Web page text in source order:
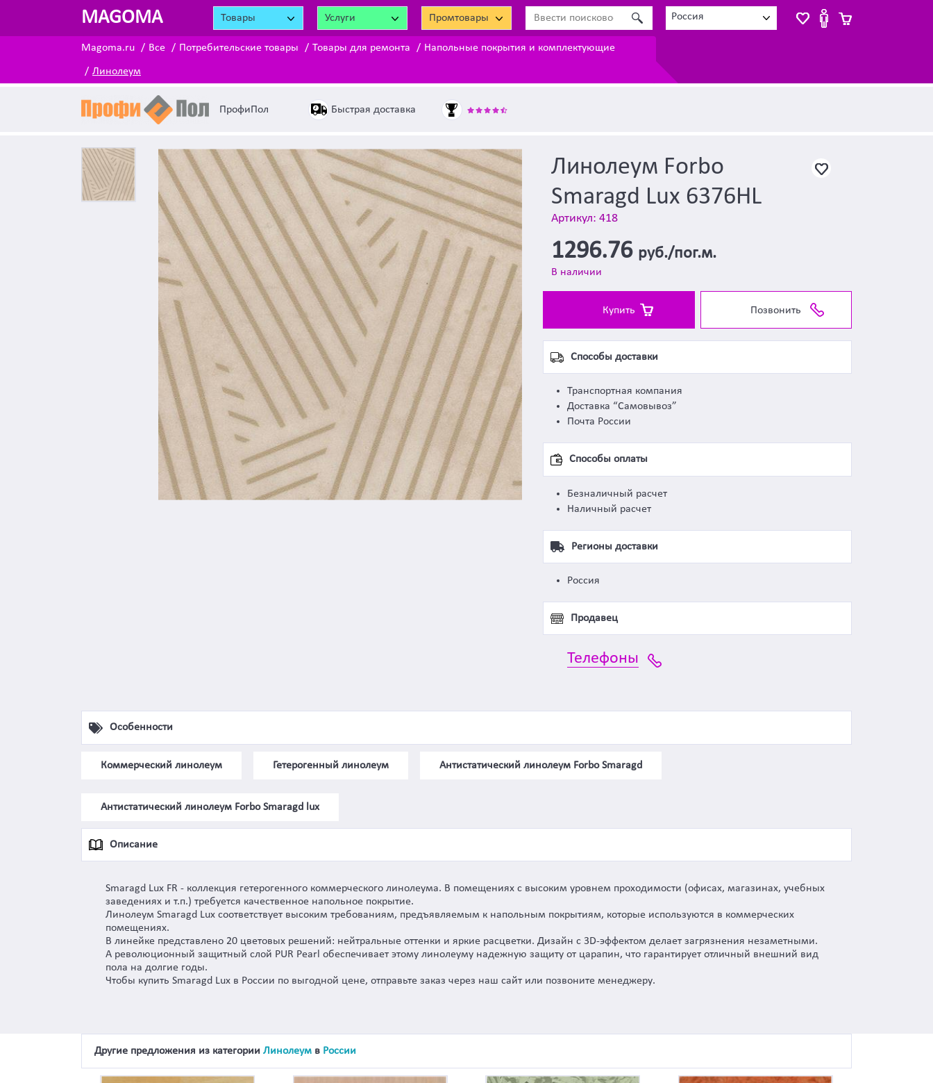
MAGOMA Товары Услуги Промтовары Россия
Magoma.ru Все Потребительские товары Товары для ремонта Напольные покрытия и комплектующие
Линолеум
ПрофиПол Быстрая доставка
Линолеум Forbo
Smaragd Lux 6376HL
Артикул: 418
1296.76 руб./пог.м.
В наличии
Купить Позвонить
Способы доставки
Транспортная компания
Доставка “Самовывоз”
Почта России
Способы оплаты
Безналичный расчет
Наличный расчет
Регионы доставки
Россия
Продавец
Телефоны
Особенности
Коммерческий линолеум Гетерогенный линолеум Антистатический линолеум Forbo Smaragd
Антистатический линолеум Forbo Smaragd lux
Описание
Smaragd Lux FR - коллекция гетерогенного коммерческого линолеума. В помещениях с высоким уровнем проходимости (офисах, магазинах, учебных
заведениях и т.п.) требуется качественное напольное покрытие.
Линолеум Smaragd Lux соответствует высоким требованиям, предъявляемым к напольным покрытиям, которые используются в коммерческих
помещениях.
В линейке представлено 20 цветовых решений: нейтральные оттенки и яркие расцветки. Дизайн с 3D-эффектом делает загрязнения незаметными.
А революционный защитный слой PUR Pearl обеспечивает этому линолеуму надежную защиту от царапин, что гарантирует отличный внешний вид
пола на долгие годы.
Чтобы купить Smaragd Lux в России по выгодной цене, отправьте заказ через наш сайт или позвоните менеджеру.
Другие предложения из категории Линолеум в России